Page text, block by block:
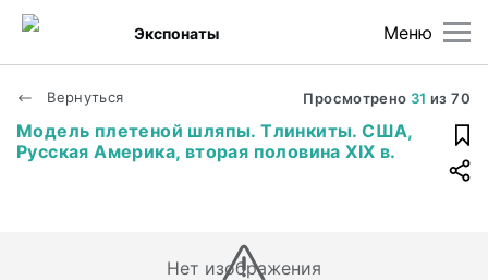
Меню
Экспонаты
Вернуться Просмотрено 31 из70
Модель плетеной шляпы. Тлинкиты. США,
Русская Америка, вторая половина XIX в.
Нет изображения